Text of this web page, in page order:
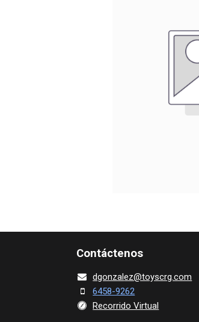
Contácte​nos
dgonza​lez@toy​scrg.c​o​m
6458-9262
Recorrido Virtual